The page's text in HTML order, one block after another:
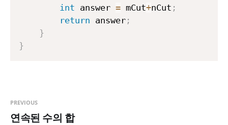
int answer = mCut+nCut ;
return answer ;
}
}
PREVIOUS
연속된 수의 합